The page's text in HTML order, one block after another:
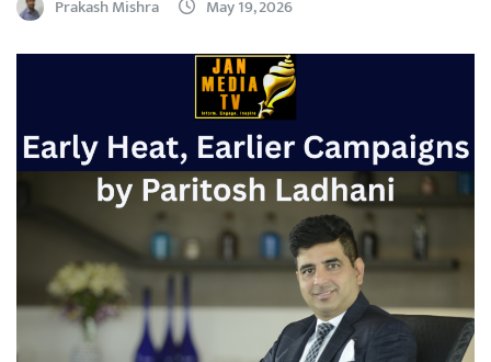
Prakash Mishra May 19, 2026